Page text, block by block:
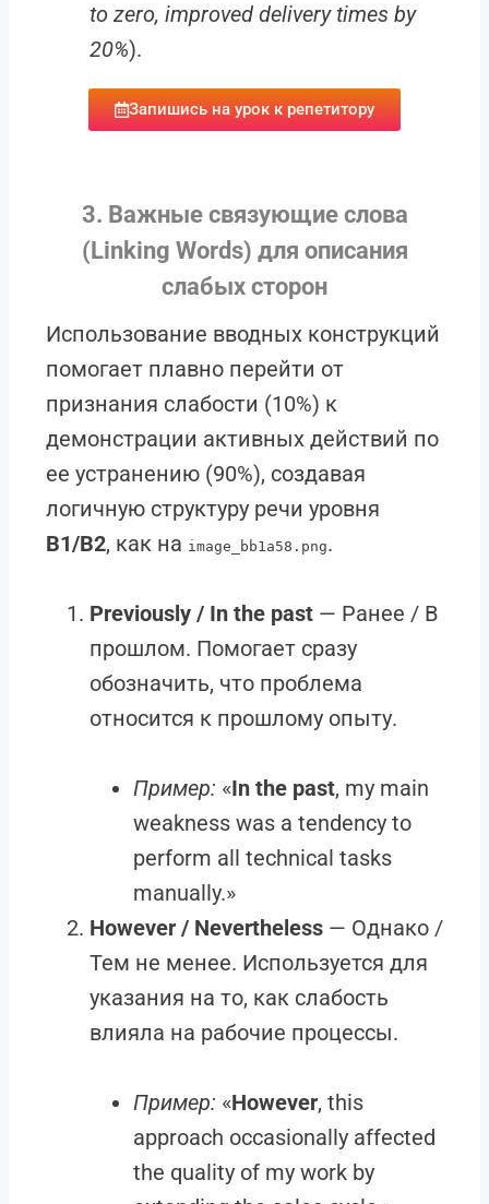
to zero, improved delivery times by
20%).
Запишись на урок к репетитору
3. Важные связующие слова
(Linking Words) для описания
слабых сторон
Использование вводных конструкций
помогает плавно перейти от
признания слабости (10%) к
демонстрации активных действий по
ее устранению (90%), создавая
логичную структуру речи уровня
B1/B2, как на image_bb1a58.png.
Previously / In the past — Ранее / В
прошлом. Помогает сразу
обозначить, что проблема
относится к прошлому опыту.
Пример: «In the past, my main
weakness was a tendency to
perform all technical tasks
manually.»
However / Nevertheless — Однако /
Тем не менее. Используется для
указания на то, как слабость
влияла на рабочие процессы.
Пример: «However, this
approach occasionally affected
the quality of my work by